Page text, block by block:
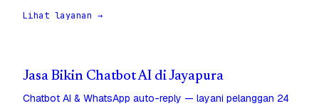
Lihat layanan →
Jasa Bikin Chatbot AI di Jayapura
Chatbot AI & WhatsApp auto-reply — layani pelanggan 24